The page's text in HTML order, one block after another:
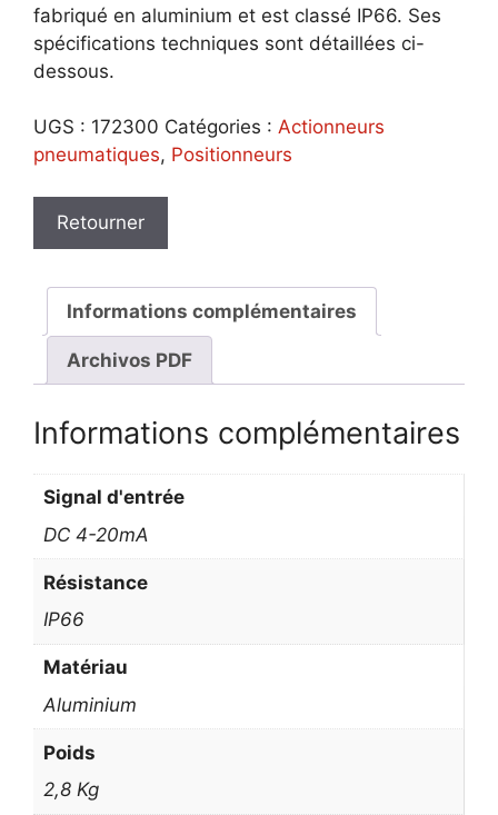
fabriqué en aluminium et est classé IP66. Ses
spécifications techniques sont détaillées ci-
dessous.
UGS : 172300 Catégories : Actionneurs
pneumatiques, Positionneurs
Informations complémentaires
Archivos PDF
Informations complémentaires
Signal d'entrée
DC 4-20mA
Résistance
IP66
Matériau
Aluminium
Poids
2,8 Kg